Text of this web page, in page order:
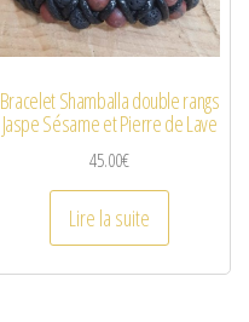
Bracelet Shamballa double rangs
Jaspe Sésame et Pierre de Lave
45.00€
Lire la suite